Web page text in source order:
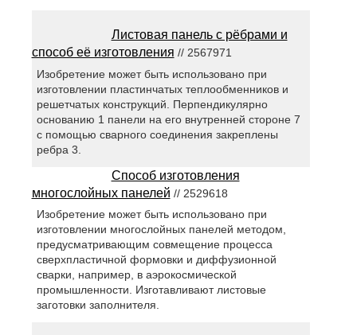
Листовая панель с рёбрами и
способ её изготовления // 2567971
Изобретение может быть использовано при
изготовлении пластинчатых теплообменников и
решетчатых конструкций. Перпендикулярно
основанию 1 панели на его внутренней стороне 7
с помощью сварного соединения закреплены
ребра 3.
Способ изготовления
многослойных панелей // 2529618
Изобретение может быть использовано при
изготовлении многослойных панелей методом,
предусматривающим совмещение процесса
сверхпластичной формовки и диффузионной
сварки, например, в аэрокосмической
промышленности. Изготавливают листовые
заготовки заполнителя.